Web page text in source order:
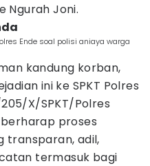
Ngurah Joni.
Ende soal polisi aniaya warga
kandung korban,
ini ke SPKT Polres
X/SPKT/Polres
berharap proses
transparan, adil,
termasuk bagi